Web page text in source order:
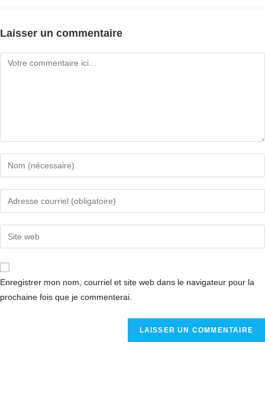
Laisser un commentaire
Enregistrer mon nom, courriel et site web dans le navigateur pour la
prochaine fois que je commenterai.